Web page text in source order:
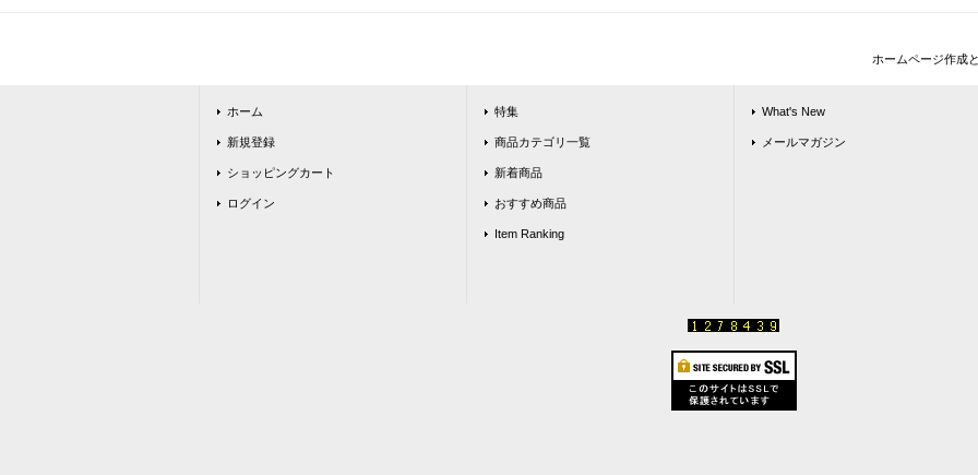
ホームページ作成
ホーム
新規登録
ショッピングカート
ログイン
特集
商品カテゴリ一覧
新着商品
おすすめ商品
Item Ranking
What's New
メールマガジン